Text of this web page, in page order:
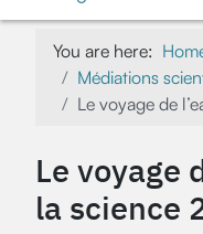
You are here:
Médiations
Le voyage de
Le voyage
la science